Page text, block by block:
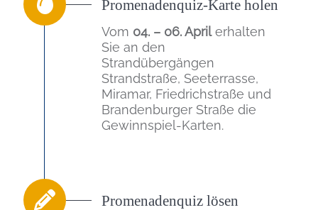
Promenadenquiz-Karte holen
Vom 04. – 06. Aprilerhalten
Sie an den
Strandübergängen
Strandstraße, Seeterrasse,
Miramar, Friedrichstraße und
Brandenburger Straße die
Gewinnspiel-Karten.
Promenadenquiz lösen